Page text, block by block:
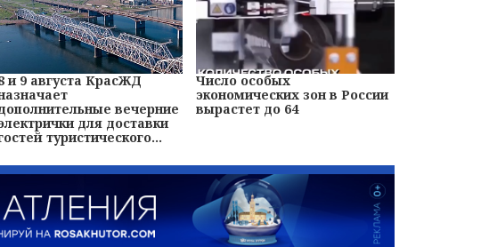
и 9 августа КрасЖД
вечерние
для доставки
туристического...
Число особых
экономических зон в России
вырастет до 64